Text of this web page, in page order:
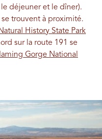
déjeuner et le dîner).
trouvent à proximité.
History State Park
sur la route 191 se
Gorge National